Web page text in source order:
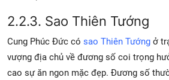
2.2.3. Sao Thiên Tướng
Cung Phúc Đức có sao Thiên Tướng ở
vượng địa chủ về đương số coi trọng
cao sự ăn ngon mặc đẹp. Đương số